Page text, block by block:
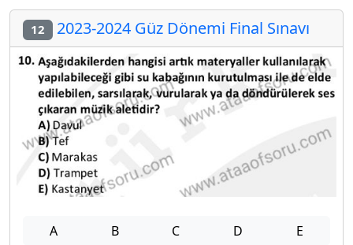
12 2023-2024 Güz Dönemi Final Sınavı
A B C D E